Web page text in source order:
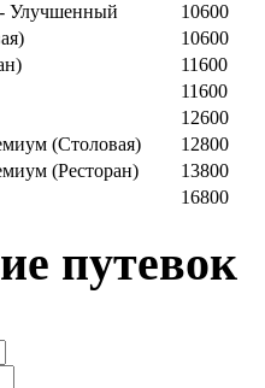
- Улучшенный
10600
10600
11600
11600
12600
(Столовая)
12800
(Ресторан)
13800
16800
путевок